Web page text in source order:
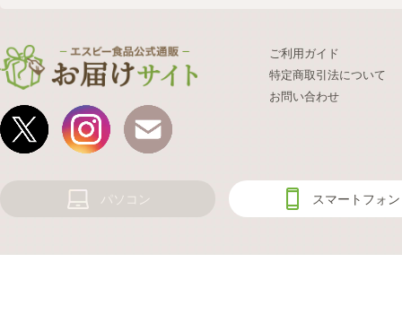
ご利用ガイド
特定商取引法について
お問い合わせ
パソコン スマートフォン